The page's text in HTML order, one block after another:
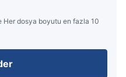
dosya boyutu en fazla 10